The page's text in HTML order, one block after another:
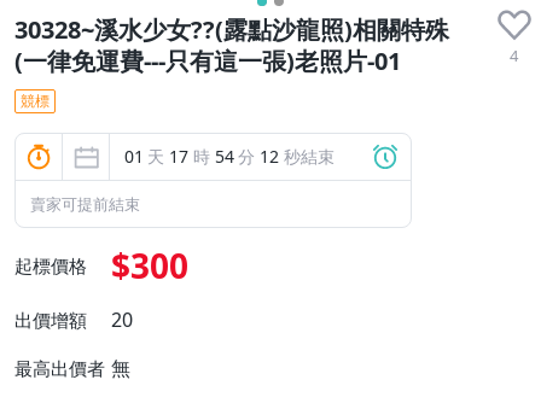
30328~溪水少女??(露點沙龍照)相關特殊
(一律免運費---只有這一張)老照片-01
4
競標
01 天 17 時 54分 11 秒結束
賣家可提前結束
起標價格 $300
出價增額 20
最高出價者 無